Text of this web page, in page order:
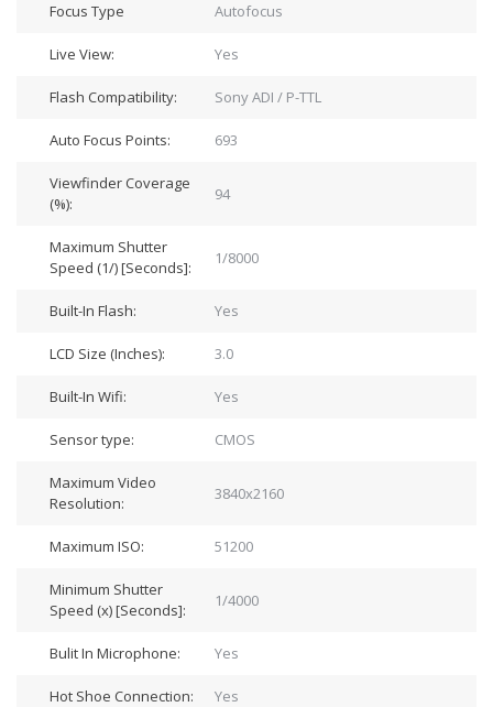
Focus Type Autofocus
Live View: Yes
Flash Compatibility: Sony ADI / P-TTL
Auto Focus Points: 693
Viewfinder Coverage
(%):
94
Maximum Shutter
Speed (1/) [Seconds]:
1/8000
Built-In Flash: Yes
LCD Size (Inches): 3.0
Built-In Wifi: Yes
Sensor type: CMOS
Maximum Video
Resolution:
3840x2160
Maximum ISO: 51200
Minimum Shutter
Speed (x) [Seconds]:
1/4000
Bulit In Microphone: Yes
Hot Shoe Connection: Yes